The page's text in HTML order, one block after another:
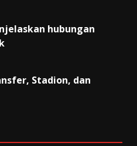
hubungan
Stadion, dan